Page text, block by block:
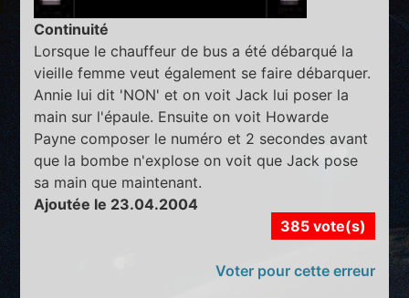
Continuité
Lorsque le chauffeur de bus a été débarqué la
vieille femme veut également se faire débarquer.
Annie lui dit 'NON' et on voit Jack lui poser la
main sur l'épaule. Ensuite on voit Howarde
Payne composer le numéro et 2 secondes avant
que la bombe n'explose on voit que Jack pose
sa main que maintenant.
Ajoutée le 23.04.2004
385 vote(s)
Voter pour cette erreur